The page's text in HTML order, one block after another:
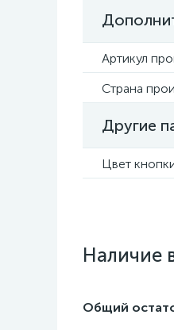
Артикул
Страна
Другие
Цвет
Наличие
Общий